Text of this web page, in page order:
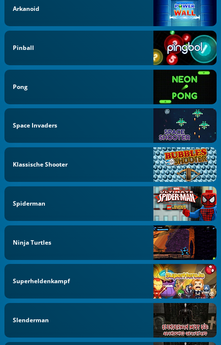
Arkanoid
Pinball
Pong
Space Invaders
Klassische Shooter
Spiderman
Ninja Turtles
Superheldenkampf
Slenderman